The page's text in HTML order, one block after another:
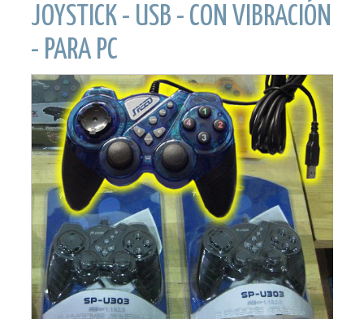
JOYSTICK - USB - CON VIBRACIÓN
- PARA PC